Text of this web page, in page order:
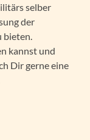
selber
der
kannst und
Dir gerne eine